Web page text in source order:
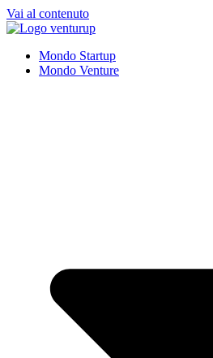
Vai al contenuto
Mondo Startup
Mondo Venture